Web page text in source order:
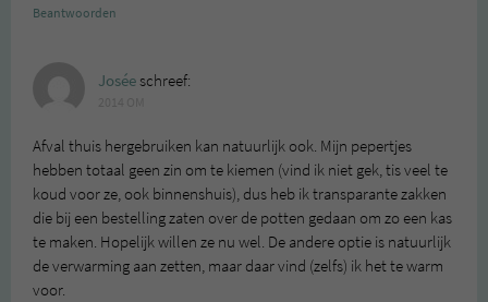
Beantwoorden
Joséeschreef:
Afval thuis hergebruiken kan natuurlijk ook. Mijn pepertjes
hebben totaal geen zin om te kiemen (vind ik niet gek, tis veel te
koud voor ze, ook binnenshuis), dus heb ik transparante zakken
die bij een bestelling zaten over de potten gedaan om zo een kas
te maken. Hopelijk willen ze nu wel. De andere optie is natuurlijk
de verwarming aan zetten, maar daar vind (zelfs) ik het te warm
voor.